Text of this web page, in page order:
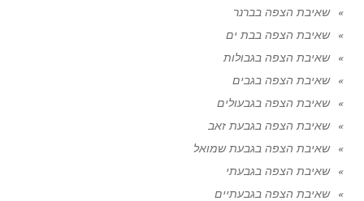
שאיבת הצפה בברנר
שאיבת הצפה בבת ים
שאיבת הצפה בגבולות
שאיבת הצפה בגבים
שאיבת הצפה בגבעולים
שאיבת הצפה בגבעת זאב
שאיבת הצפה בגבעת שמואל
שאיבת הצפה בגבעתי
שאיבת הצפה בגבעתיים